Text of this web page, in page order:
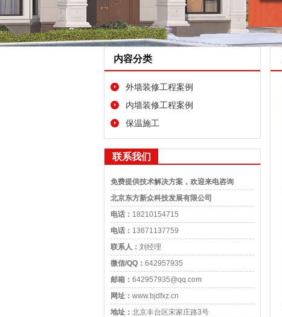
内容分类
外墙装修工程案例
内墙装修工程案例
保温施工
联系我们
免费提供技术解决方案，欢迎来电咨询
北京东方新众科技发展有限公司
电话： 18210154715
电话： 13671137759
联系人： 刘经理
微信/QQ： 642957935
邮箱： 642957935@qq.com
网址： www.bjdfxz.cn
地址： 北京丰台区宋家庄路3号